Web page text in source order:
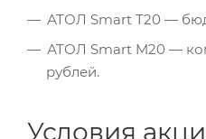
АТОЛ Smart T20 —
АТОЛ Smart M20 —
рублей.
Условия